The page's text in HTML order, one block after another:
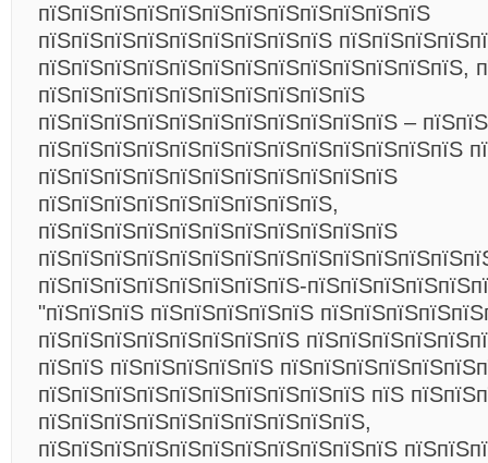
пїЅпїЅпїЅпїЅпїЅпїЅпїЅпїЅпїЅпїЅпїЅпїЅ
пїЅпїЅпїЅпїЅпїЅпїЅпїЅпїЅпїЅ
пїЅпїЅпїЅпїЅпїЅпїЅпїЅпїЅпїЅпїЅпїЅпїЅпїЅ,
пїЅпїЅпїЅпїЅпїЅпїЅпїЅпїЅпїЅпїЅ
пїЅпїЅпїЅпїЅпїЅпїЅпїЅпїЅпїЅпїЅпїЅ –
пїЅпїЅпїЅпїЅпїЅпїЅпїЅпїЅпїЅпїЅпїЅпїЅпїЅ
пїЅпїЅпїЅпїЅпїЅпїЅпїЅпїЅпїЅпїЅпїЅ
пїЅпїЅпїЅпїЅпїЅпїЅпїЅпїЅпїЅ,
пїЅпїЅпїЅпїЅпїЅпїЅпїЅпїЅпїЅпїЅпїЅ
пїЅпїЅпїЅпїЅпїЅпїЅпїЅпїЅ-
"пїЅпїЅпїЅ пїЅпїЅпїЅпїЅпїЅ
пїЅпїЅпїЅпїЅпїЅпїЅпїЅпїЅ
пїЅпїЅ пїЅпїЅпїЅпїЅпїЅ
пїЅпїЅпїЅпїЅпїЅпїЅпїЅпїЅпїЅпїЅ пїЅ
пїЅпїЅпїЅпїЅпїЅпїЅпїЅпїЅпїЅпїЅ,
пїЅпїЅпїЅпїЅпїЅпїЅпїЅпїЅпїЅпїЅпїЅ